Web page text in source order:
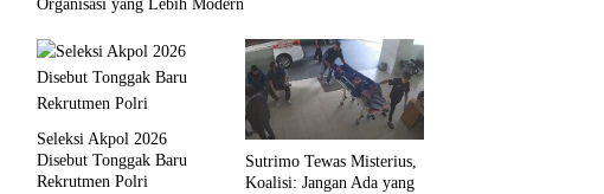
Organisasi yang Lebih Modern
Seleksi Akpol 2026
Disebut Tonggak Baru
Rekrutmen Polri
Sutrimo Tewas Misterius,
Koalisi: Jangan Ada yang